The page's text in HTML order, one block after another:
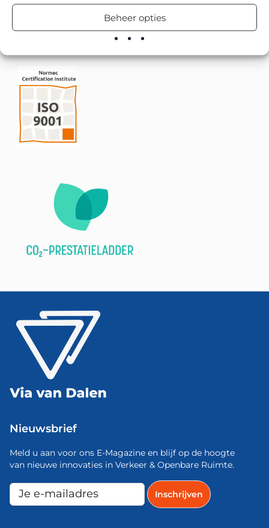
Beheer opties
Nieuwsbrief
Meld u aan voor ons E-Magazine en blijf op de hoogte
van nieuwe innovaties in Verkeer & Openbare Ruimte.